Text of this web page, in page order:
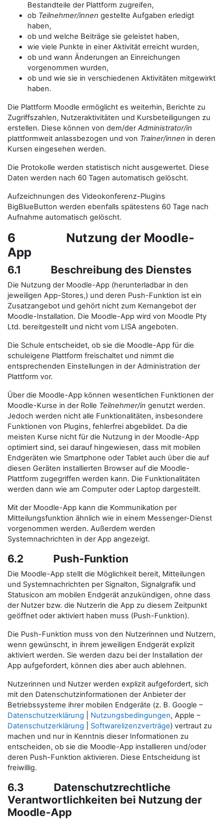
Bestandteile der Plattform zugreifen,
ob Teilnehmer/innen gestellte Aufgaben erledigt
haben,
ob und welche Beiträge sie geleistet haben,
wie viele Punkte in einer Aktivität erreicht wurden,
ob und wann Änderungen an Einreichungen
vorgenommen wurden,
ob und wie sie in verschiedenen Aktivitäten mitgewirkt
haben.
Die Plattform Moodle ermöglicht es weiterhin, Berichte zu
Zugriffszahlen, Nutzeraktivitäten und Kursbeteiligungen zu
erstellen. Diese können von dem/derAdministrator/in
plattformweit anlassbezogen und von Trainer/innen in deren
Kursen eingesehen werden.
Die Protokolle werden statistisch nicht ausgewertet. Diese
Daten werden nach 60 Tagen automatisch gelöscht.
Aufzeichnungen des Videokonferenz-Plugins
BigBlueButton werden ebenfalls spätestens 60 Tage nach
Aufnahme automatisch gelöscht.
6 Nutzung der Moodle-
App
6.1 Beschreibung des Dienstes
Die Nutzung der Moodle-App (herunterladbar in den
jeweiligen App-Stores,) und deren Push-Funktion ist ein
Zusatzangebot und gehört nicht zum Kernangebot der
Moodle-Installation. Die Moodle-App wird von Moodle Pty
Ltd. bereitgestellt und nicht vom LISA angeboten.
Die Schule entscheidet, ob sie die Moodle-App für die
schuleigene Plattform freischaltet und nimmt die
entsprechenden Einstellungen in der Administration der
Plattform vor.
Über die Moodle-App können wesentlichen Funktionen der
Moodle-Kurse in der Rolle Teilnehmer/in genutzt werden.
Jedoch werden nicht alle Funktionalitäten, insbesondere
Funktionen von Plugins, fehlerfrei abgebildet. Da die
meisten Kurse nicht für die Nutzung in der Moodle-App
optimiert sind, sei darauf hingewiesen, dass mit mobilen
Endgeräten wie Smartphone oder Tablet auch über die auf
diesen Geräten installierten Browser auf die Moodle-
Plattform zugegriffen werden kann. Die Funktionalitäten
werden dann wie am Computer oder Laptop dargestellt.
Mit der Moodle-App kann die Kommunikation per
Mitteilungsfunktion ähnlich wie in einem Messenger-Dienst
vorgenommen werden. Außerdem werden
Systemnachrichten in der App angezeigt.
6.2 Push-Funktion
Die Moodle-App stellt die Möglichkeit bereit, Mitteilungen
und Systemnachrichten per Signalton, Signalgrafik und
Statusicon am mobilen Endgerät anzukündigen, ohne dass
der Nutzer bzw. die Nutzerin die App zu diesem Zeitpunkt
geöffnet oder aktiviert haben muss (Push-Funktion).
Die Push-Funktion muss von den Nutzerinnen und Nutzern,
wenn gewünscht, in ihrem jeweiligen Endgerät explizit
aktiviert werden. Sie werden dazu bei der Installation der
App aufgefordert, können dies aber auch ablehnen.
Nutzerinnen und Nutzer werden explizit aufgefordert, sich
mit den Datenschutzinformationen der Anbieter der
Betriebssysteme ihrer mobilen Endgeräte (z. B. Google –
Datenschutzerklärung
Nutzungsbedingungen, Apple –
Datenschutzerklärung
Softwarelizenzverträge) vertraut zu
machen und nur in Kenntnis dieser Informationen zu
entscheiden, ob sie die Moodle-App installieren und/oder
deren Push-Funktion aktivieren. Diese Entscheidung ist
freiwillig.
6.3 Datenschutzrechtliche
Verantwortlichkeiten bei Nutzung der
Moodle-App